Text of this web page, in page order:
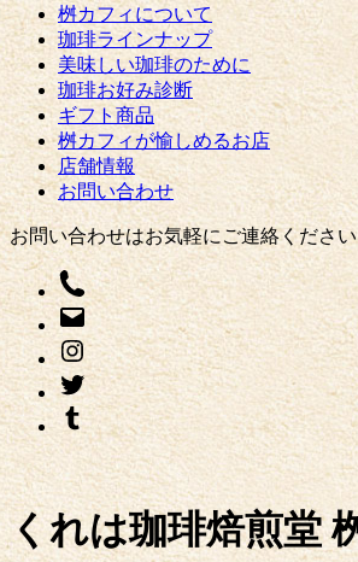
桝カフィについて
珈琲ラインナップ
美味しい珈琲のために
珈琲お好み診断
ギフト商品
桝カフィが愉しめるお店
店舗情報
お問い合わせ
お問い合わせはお気軽にご連絡ください
くれは珈琲焙煎堂